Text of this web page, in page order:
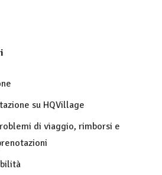
su HQVillage
di viaggio, rimborsi e